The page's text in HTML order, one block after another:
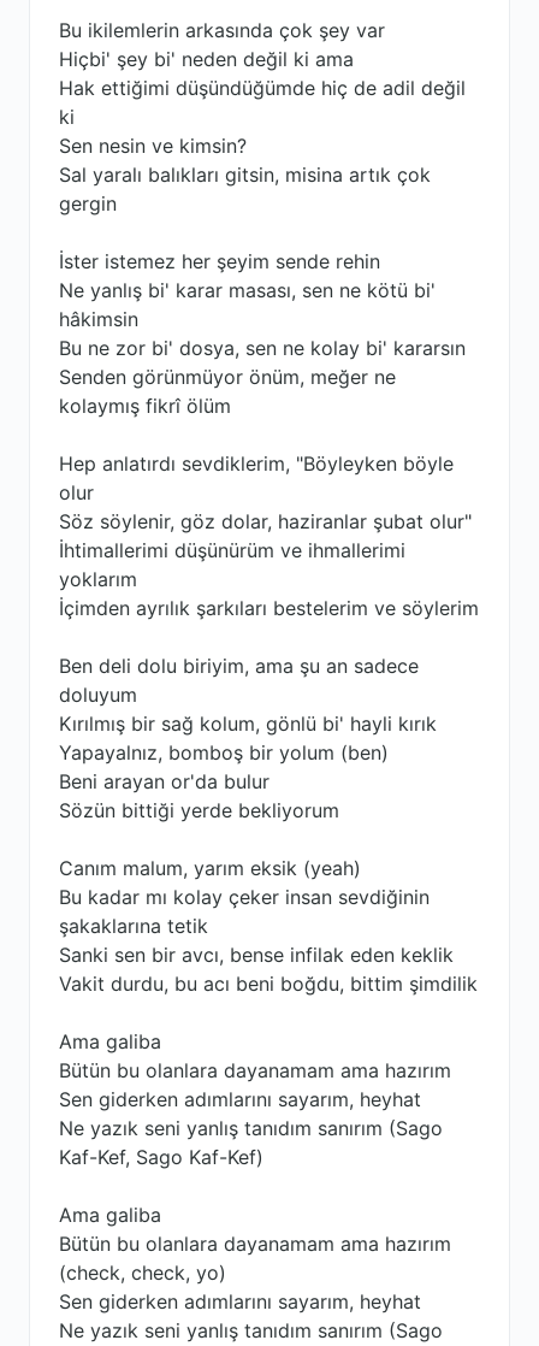
Bu ikilemlerin arkasında çok şey var
Hiçbi' şey bi' neden değil ki ama
Hak ettiğimi düşündüğümde hiç de adil değil
ki
Sen nesin ve kimsin?
Sal yaralı balıkları gitsin, misina artık çok
gergin
İster istemez her şeyim sende rehin
Ne yanlış bi' karar masası, sen ne kötü bi'
hâkimsin
Bu ne zor bi' dosya, sen ne kolay bi' kararsın
Senden görünmüyor önüm, meğer ne
kolaymış fikrî ölüm
Hep anlatırdı sevdiklerim, "Böyleyken böyle
olur
Söz söylenir, göz dolar, haziranlar şubat olur"
İhtimallerimi düşünürüm ve ihmallerimi
yoklarım
İçimden ayrılık şarkıları bestelerim ve söylerim
Ben deli dolu biriyim, ama şu an sadece
doluyum
Kırılmış bir sağ kolum, gönlü bi' hayli kırık
Yapayalnız, bomboş bir yolum (ben)
Beni arayan or'da bulur
Sözün bittiği yerde bekliyorum
Canım malum, yarım eksik (yeah)
Bu kadar mı kolay çeker insan sevdiğinin
şakaklarına tetik
Sanki sen bir avcı, bense infilak eden keklik
Vakit durdu, bu acı beni boğdu, bittim şimdilik
Ama galiba
Bütün bu olanlara dayanamam ama hazırım
Sen giderken adımlarını sayarım, heyhat
Ne yazık seni yanlış tanıdım sanırım (Sago
Kaf-Kef, Sago Kaf-Kef)
Ama galiba
Bütün bu olanlara dayanamam ama hazırım
(check, check, yo)
Sen giderken adımlarını sayarım, heyhat
Ne yazık seni yanlış tanıdım sanırım (Sago